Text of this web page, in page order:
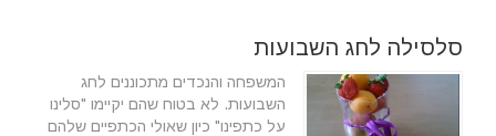
סלסילה לחג השבועות
המשפחה והנכדים מתכוננים לחג
השבועות. לא בטוח שהם יקיימו "סלינו
על כתפינו" כיון שאולי הכתפיים שלהם